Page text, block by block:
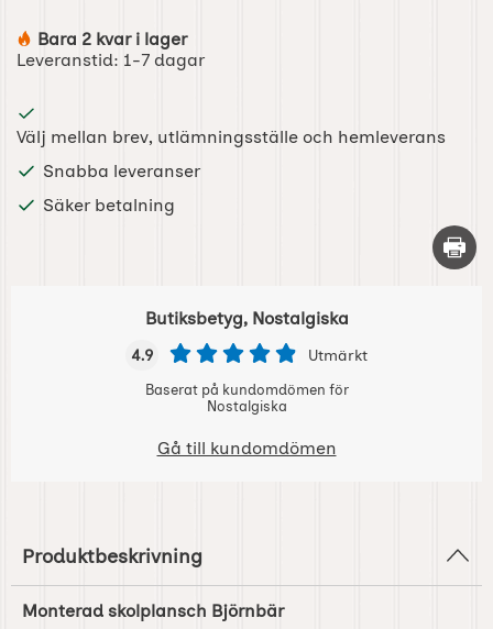
Tillgänglighet:
Bara 2 kvar i lager
Leveranstid: 1-7 dagar
Välj mellan brev, utlämningsställe och hemleverans
Snabba leveranser
Säker betalning
Skriv
Butiksbetyg, Nostalgiska
4.9 Utmärkt
Baserat på kundomdömen för
Nostalgiska
Gå till kundomdömen
Produktbeskrivning
Monterad skolplansch Björnbär